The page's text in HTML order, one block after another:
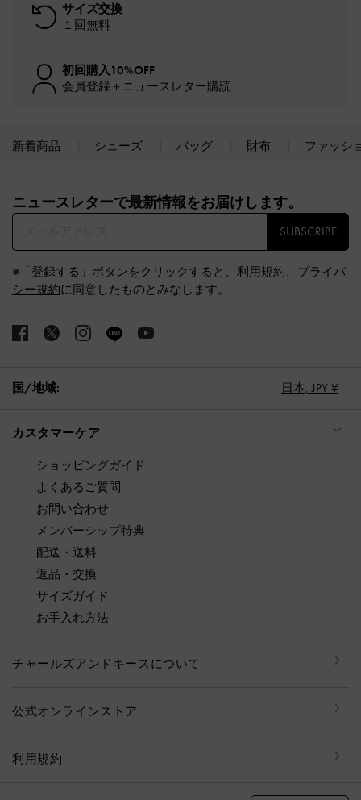
サイズ交換
１回無料
初回購入10%OFF
会員登録＋ニュースレター購読
新着商品 シューズ バッグ 財布 ファッシ
ニュースレターで最新情報をお届けします。​
SUBSCRIBE
※「登録する」ボタンをクリックすると、 利用規約、 プライバ
シー規約に同意したものとみなします。
国/地域: 日本, JPY ¥
カスタマーケア
ショッピングガイド
よくあるご質問
お問い合わせ
メンバーシップ特典
配送・送料
返品・交換
サイズガイド
お手入れ方法
チャールズアンドキースについて
公式オンラインストア
利用規約